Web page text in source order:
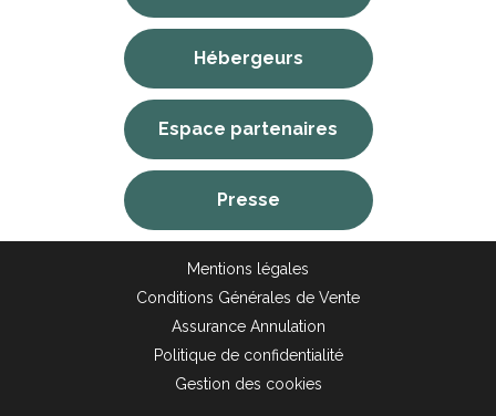
Hébergeurs
Espace partenaires
Presse
Mentions légales
Conditions Générales de Vente
Assurance Annulation
Politique de confidentialité
Gestion des cookies